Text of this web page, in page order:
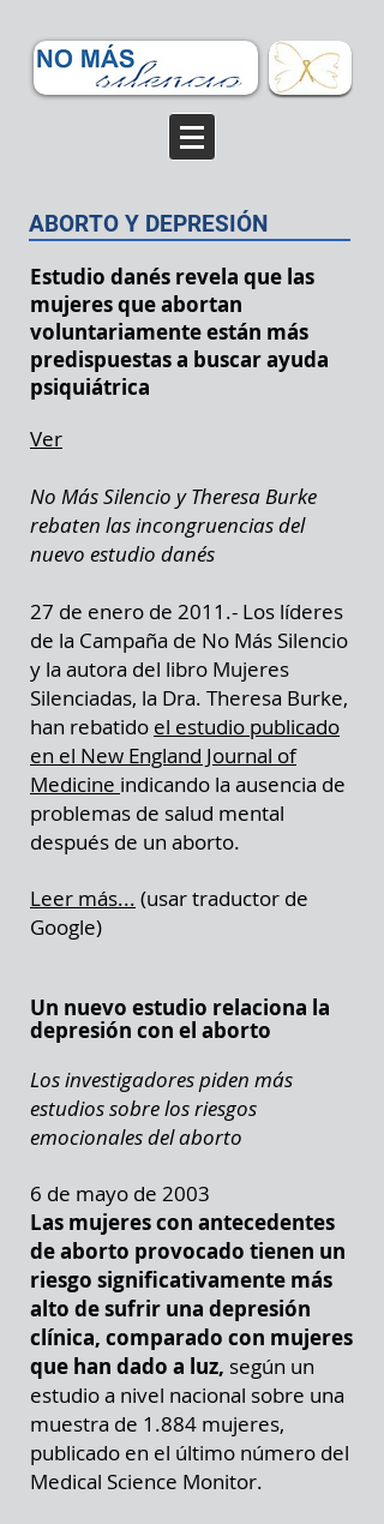
ABORTO Y DEPRESIÓN
Estudio danés revela que las
mujeres que abortan
voluntariamente están más
predispuestas a buscar ayuda
psiquiátrica
Ver
No Más Silencio y Theresa Burke
rebaten las incongruencias del
nuevo estudio danés
27 de enero de 2011.- Los líderes
de la Campaña de No Más Silencio
y la autora del libro Mujeres
Silenciadas, la Dra. Theresa Burke,
han rebatido el estudio publicado
en el New England Journal of
Medicine indicando la ausencia de
problemas de salud mental
después de un aborto.
Leer más... (usar traductor de
Google)
Un nuevo estudio relaciona la
depresión con el aborto
Los investigadores piden más
estudios sobre los riesgos
emocionales del aborto
6 de mayo de 2003
Las mujeres con antecedentes
de aborto provocado tienen un
riesgo significativamente más
alto de sufrir una depresión
clínica, comparado con mujeres
que han dado a luz, según un
estudio a nivel nacional sobre una
muestra de 1.884 mujeres,
publicado en el último número del
Medical Science Monitor.